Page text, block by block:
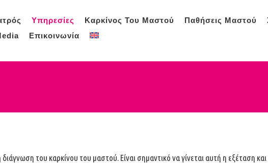
Υπηρεσίες Καρκίνος Του Μαστού Παθήσεις Μαστού
Επικοινωνία
του καρκίνου του μαστού. Είναι σημαντικό να γίνεται αυτή η εξέταση